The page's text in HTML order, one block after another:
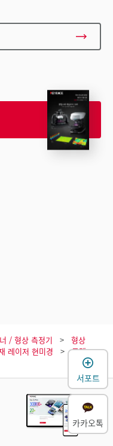
/ 형상 측정기
형상
레이저 현미경
모델
서포트
카카오톡